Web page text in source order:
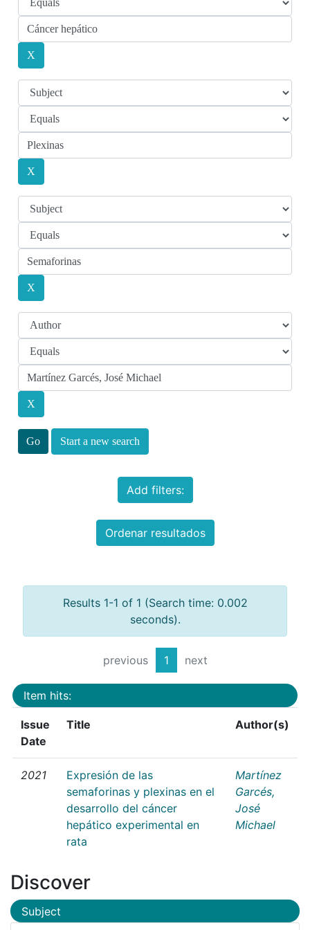
Start a new search
Add filters:
Ordenar resultados
Results 1-1 of 1 (Search time: 0.002
seconds).
previous 1 next
Item hits:
Issue
Date
Title Author(s)
2021
Expresión de las
semaforinas y plexinas en el
desarrollo del cáncer
hepático experimental en
rata
Martínez
Garcés,
José
Michael
Discover
Subject